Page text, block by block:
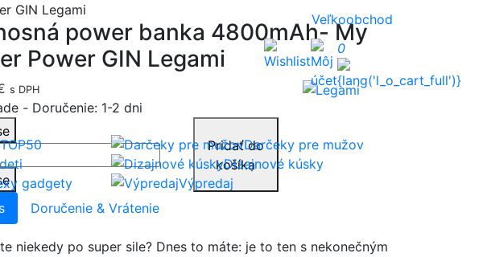
Veľkoobchod
0
Darčeky pre mužov
Dizajnové kúsky
gadgety Výpredaj
GIN Legami
power banka 4800mAh- My
Power GIN Legami
s DPH
- Doručenie: 1-2 dni
Pridať do
košíka
Doručenie & Vrátenie
niekedy po super sile? Dnes to máte: je to ten s nekonečným